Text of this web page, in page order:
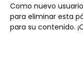
Como nuevo
para eliminar esta
para su contenido.